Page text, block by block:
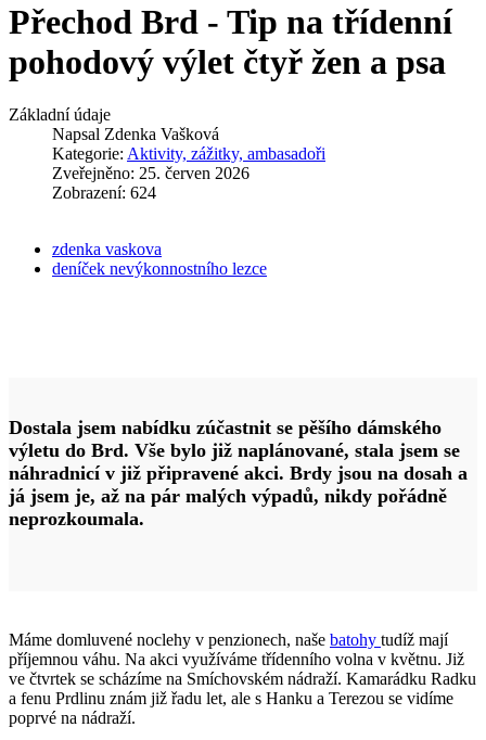
Přechod Brd - Tip na třídenní
pohodový výlet čtyř žen a psa
Základní údaje
Napsal Zdenka Vašková
Kategorie: Aktivity, zážitky, ambasadoři
Zveřejněno: 25. červen 2026
Zobrazení: 624
zdenka vaskova
deníček nevýkonnostního lezce
Dostala jsem nabídku zúčastnit se pěšího dámského
výletu do Brd. Vše bylo již naplánované, stala jsem se
náhradnicí v již připravené akci. Brdy jsou na dosah a
já jsem je, až na pár malých výpadů, nikdy pořádně
neprozkoumala.
Máme domluvené noclehy v penzionech, naše batohy tudíž mají
příjemnou váhu. Na akci využíváme třídenního volna v květnu. Již
ve čtvrtek se scházíme na Smíchovském nádraží. Kamarádku Radku
a fenu Prdlinu znám již řadu let, ale s Hanku a Terezou se vidíme
poprvé na nádraží.